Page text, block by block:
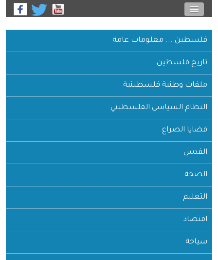
فلسطين ... معلومات عامة
تاريخ فلسطين
ملفات وطنية فلسطينية
النظام السياسي الفلسطيني
قضايا الصراع
القدس
الصحة
التعليم
اقتصاد
سياحة